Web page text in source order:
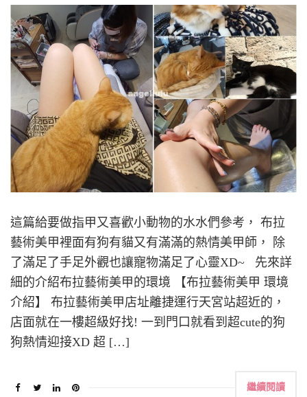
這篇給要做指甲又喜歡小動物的水水們參考， 布拉
藝術美甲裡面有狗有貓又有滿滿的熱情美甲師， 除
了滿足了手足外觀也讓寵物滿足了心靈XD~ 先來詳
細的介紹布拉藝術美甲的環境 【布拉藝術美甲 環境
介紹】 布拉藝術美甲店址離捷運行天宮站超近的，
店面就在一樓超級好找! 一到門口就看到超cute的狗
狗熱情迎接XD 超 […]
繼續閱讀